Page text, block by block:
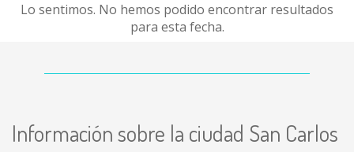
Lo sentimos. No hemos podido encontrar resultados
para esta fecha.
Información sobre la ciudad San Carlos